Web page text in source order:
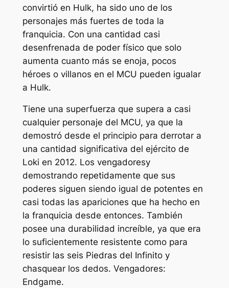
convirtió en Hulk, ha sido uno de los
personajes más fuertes de toda la
franquicia. Con una cantidad casi
desenfrenada de poder físico que solo
aumenta cuanto más se enoja, pocos
héroes o villanos en el MCU pueden igualar
a Hulk.
Tiene una superfuerza que supera a casi
cualquier personaje del MCU, ya que la
demostró desde el principio para derrotar a
una cantidad significativa del ejército de
Loki en 2012. Los vengadoresy
demostrando repetidamente que sus
poderes siguen siendo igual de potentes en
casi todas las apariciones que ha hecho en
la franquicia desde entonces. También
posee una durabilidad increíble, ya que era
lo suficientemente resistente como para
resistir las seis Piedras del Infinito y
chasquear los dedos. Vengadores:
Endgame.